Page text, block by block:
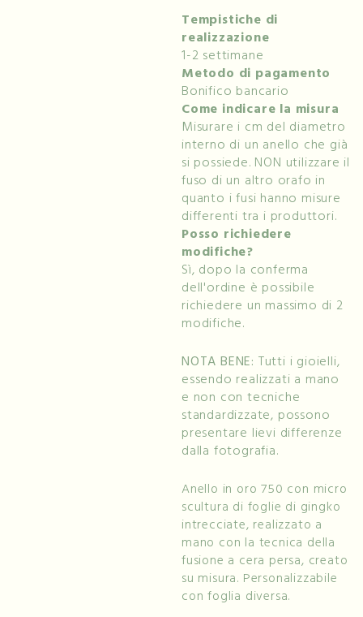
Tempistiche di
realizzazione
1-2 settimane
Metodo di pagamento
Bonifico bancario
Come indicare la misura
Misurare i cm del diametro
interno di un anello che già
si possiede. NON utilizzare il
fuso di un altro orafo in
quanto i fusi hanno misure
differenti tra i produttori.
Posso richiedere
modifiche?
Sì, dopo la conferma
dell'ordine è possibile
richiedere un massimo di 2
modifiche.
NOTA BENE: Tutti i gioielli,
essendo realizzati a mano
e non con tecniche
standardizzate, possono
presentare lievi differenze
dalla fotografia.
Anello in oro 750 con micro
scultura di foglie di gingko
intrecciate, realizzato a
mano con la tecnica della
fusione a cera persa, creato
su misura. Personalizzabile
con foglia diversa.